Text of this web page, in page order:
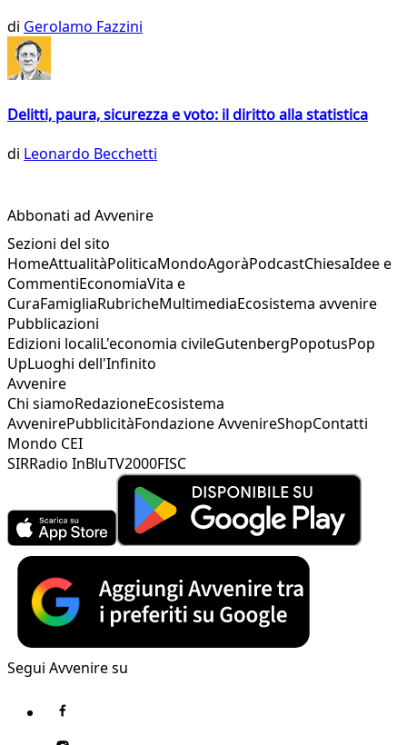
di Gerolamo Fazzini
Delitti, paura, sicurezza e voto: il diritto alla statistica
di Leonardo Becchetti
Abbonati ad Avvenire
Sezioni del sito
HomeAttualitàPoliticaMondoAgoràPodcastChiesaIdee e
CommentiEconomiaVita e
CuraFamigliaRubricheMultimediaEcosistema avvenire
Pubblicazioni
Edizioni localiL'economia civileGutenbergPopotusPop
UpLuoghi dell'Infinito
Avvenire
Chi siamoRedazioneEcosistema
AvvenirePubblicitàFondazione AvvenireShopContatti
Mondo CEI
SIRRadio InBluTV2000FISC
Segui Avvenire su